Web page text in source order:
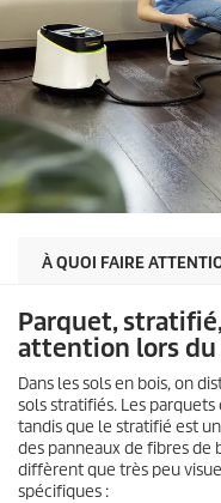
À QUOI FAIRE
Parquet,
attention lors du
Dans les sols en bois, on
sols stratifiés. Les
tandis que le stratifié est
des panneaux de fibres de
diffèrent que très peu
spécifiques :